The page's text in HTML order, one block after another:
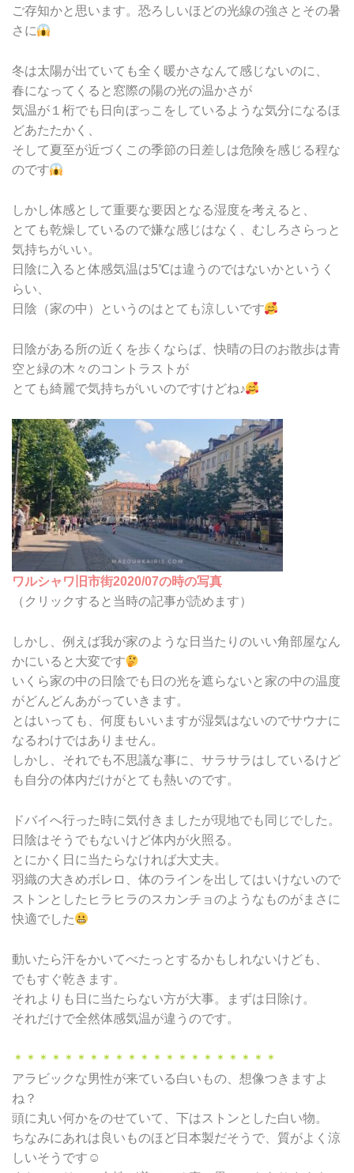
ご存知かと思います。恐ろしいほどの光線の強さとその暑
さに
冬は太陽が出ていても全く暖かさなんて感じないのに、
春になってくると窓際の陽の光の温かさが
気温が１桁でも日向ぼっこをしているような気分になるほ
どあたたかく、
そして夏至が近づくこの季節の日差しは危険を感じる程な
のです
しかし体感として重要な要因となる湿度を考えると、
とても乾燥しているので嫌な感じはなく、むしろさらっと
気持ちがいい。
日陰に入ると体感気温は5℃は違うのではないかというく
らい、
日陰（家の中）というのはとても涼しいです
日陰がある所の近くを歩くならば、快晴の日のお散歩は青
空と緑の木々のコントラストが
とても綺麗で気持ちがいいのですけどね♪
ワルシャワ旧市街2020/07の時の写真
（クリックすると当時の記事が読めます）
しかし、例えば我が家のような日当たりのいい角部屋なん
かにいると大変です
いくら家の中の日陰でも日の光を遮らないと家の中の温度
がどんどんあがっていきます。
とはいっても、何度もいいますが湿気はないのでサウナに
なるわけではありません。
しかし、それでも不思議な事に、サラサラはしているけど
も自分の体内だけがとても熱いのです。
ドバイへ行った時に気付きましたが現地でも同じでした。
日陰はそうでもないけど体内が火照る。
とにかく日に当たらなければ大丈夫。
羽織の大きめボレロ、体のラインを出してはいけないので
ストンとしたヒラヒラのスカンチョのようなものがまさに
快適でした
動いたら汗をかいてべたっとするかもしれないけども、
でもすぐ乾きます。
それよりも日に当たらない方が大事。まずは日除け。
それだけで全然体感気温が違うのです。
＊＊＊＊＊＊＊＊＊＊＊＊＊＊＊＊＊＊＊＊＊
アラビックな男性が来ている白いもの、想像つきますよ
ね？
頭に丸い何かをのせていて、下はストンとした白い物。
ちなみにあれは良いものほど日本製だそうで、質がよく涼
しいそうです☺